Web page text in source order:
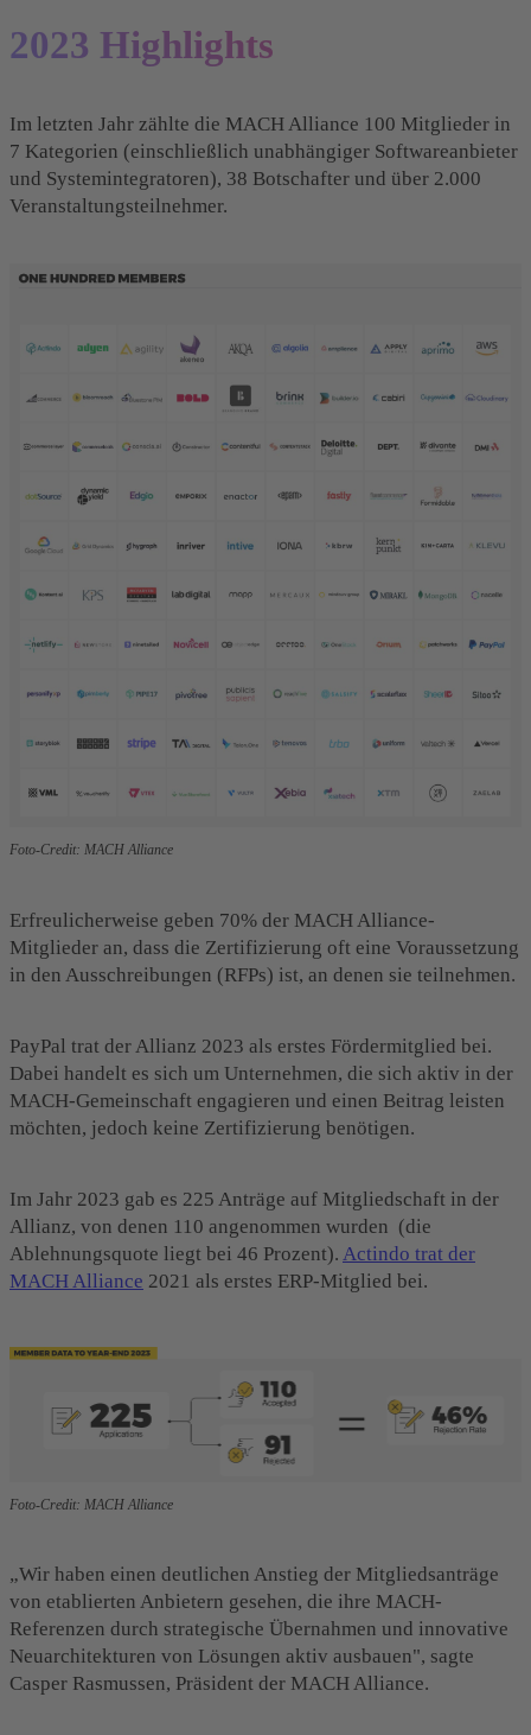
2023 Highlights
Im letzten Jahr zählte die MACH Alliance 100 Mitglieder in
7 Kategorien (einschließlich unabhängiger Softwareanbieter
und Systemintegratoren), 38 Botschafter und über 2.000
Veranstaltungsteilnehmer.
Foto-Credit: MACH Alliance
Erfreulicherweise geben 70% der MACH Alliance-
Mitglieder an, dass die Zertifizierung oft eine Voraussetzung
in den Ausschreibungen (RFPs) ist, an denen sie teilnehmen.
PayPal trat der Allianz 2023 als erstes Fördermitglied bei.
Dabei handelt es sich um Unternehmen, die sich aktiv in der
MACH-Gemeinschaft engagieren und einen Beitrag leisten
möchten, jedoch keine Zertifizierung benötigen.
Im Jahr 2023 gab es 225 Anträge auf Mitgliedschaft in der
Allianz, von denen 110 angenommen wurden (die
Ablehnungsquote liegt bei 46 Prozent). Actindo trat der
MACH Alliance 2021 als erstes ERP-Mitglied bei.
Foto-Credit: MACH Alliance
„Wir haben einen deutlichen Anstieg der Mitgliedsanträge
von etablierten Anbietern gesehen, die ihre MACH-
Referenzen durch strategische Übernahmen und innovative
Neuarchitekturen von Lösungen aktiv ausbauen", sagte
Casper Rasmussen, Präsident der MACH Alliance.